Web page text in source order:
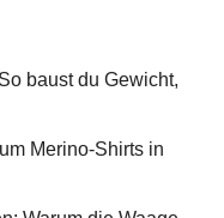
baust du Gewicht,
Merino-Shirts in